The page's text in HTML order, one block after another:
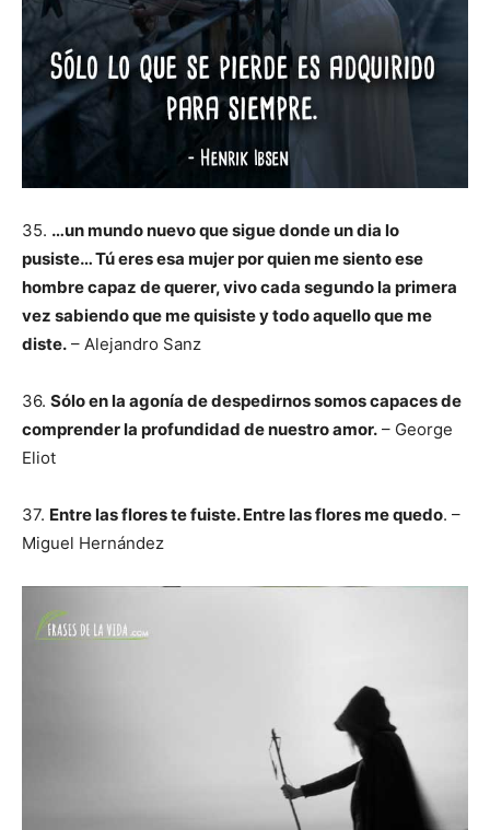
35. …un mundo nuevo que sigue donde un dia lo
pusiste… Tú eres esa mujer por quien me siento ese
hombre capaz de querer, vivo cada segundo la primera
vez sabiendo que me quisiste y todo aquello que me
diste. – Alejandro Sanz
36. Sólo en la agonía de despedirnos somos capaces de
comprender la profundidad de nuestro amor. – George
Eliot
37. Entre las flores te fuiste. Entre las flores me quedo. –
Miguel Hernández